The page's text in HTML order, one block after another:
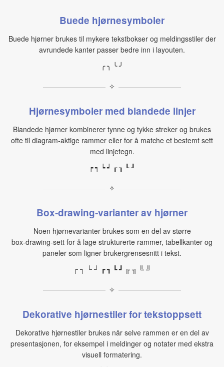
Buede hjørnesymboler
Buede hjørner brukes til mykere tekstbokser og meldingsstiler der
avrundede kanter passer bedre inn i layouten.
╭ ╮ ╰ ╯
✧
Hjørnesymboler med blandede linjer
Blandede hjørner kombinerer tynne og tykke streker og brukes
ofte til diagram‑aktige rammer eller for å matche et bestemt sett
med linjetegn.
┍ ┑ ┕ ┙ ┎ ┒ ┖ ┚
✧
Box‑drawing‑varianter av hjørner
Noen hjørnevarianter brukes som en del av større
box‑drawing‑sett for å lage strukturerte rammer, tabellkanter og
paneler som ligner brukergrensesnitt i tekst.
┌ ┐ └ ┘ ┏ ┓ ┗ ┛ ╔ ╗ ╚ ╝
✧
Dekorative hjørnestiler for tekstoppsett
Dekorative hjørnestiler brukes når selve rammen er en del av
presentasjonen, for eksempel i meldinger og notater med ekstra
visuell formatering.